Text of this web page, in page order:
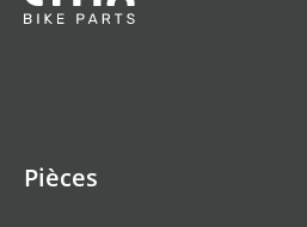
Pièces